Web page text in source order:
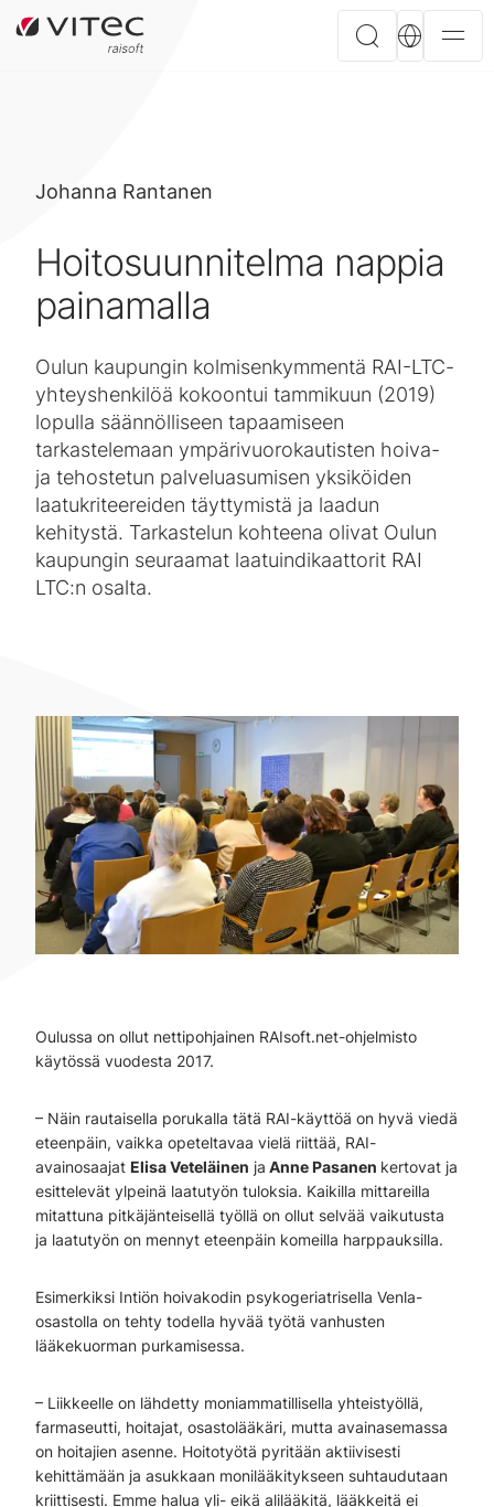
Johanna Rantanen
Hoitosuunnitelma nappia
painamalla
Oulun kaupungin kolmisenkymmentä RAI-LTC-
yhteyshenkilöä kokoontui tammikuun (2019)
lopulla säännölliseen tapaamiseen
tarkastelemaan ympärivuorokautisten hoiva-
ja tehostetun palveluasumisen yksiköiden
laatukriteereiden täyttymistä ja laadun
kehitystä. Tarkastelun kohteena olivat Oulun
kaupungin seuraamat laatuindikaattorit RAI
LTC:n osalta.
Oulussa on ollut nettipohjainen RAIsoft.net-ohjelmisto
käytössä vuodesta 2017.
– Näin rautaisella porukalla tätä RAI-käyttöä on hyvä viedä
eteenpäin, vaikka opeteltavaa vielä riittää, RAI-
avainosaajat Elisa Veteläinen ja Anne Pasanen kertovat ja
esittelevät ylpeinä laatutyön tuloksia. Kaikilla mittareilla
mitattuna pitkäjänteisellä työllä on ollut selvää vaikutusta
ja laatutyön on mennyt eteenpäin komeilla harppauksilla.
Esimerkiksi Intiön hoivakodin psykogeriatrisella Venla-
osastolla on tehty todella hyvää työtä vanhusten
lääkekuorman purkamisessa.
– Liikkeelle on lähdetty moniammatillisella yhteistyöllä,
farmaseutti, hoitajat, osastolääkäri, mutta avainasemassa
on hoitajien asenne. Hoitotyötä pyritään aktiivisesti
kehittämään ja asukkaan monilääkitykseen suhtaudutaan
kriittisesti. Emme halua yli- eikä alilääkitä, lääkkeitä ei